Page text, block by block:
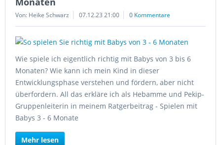
Von: Heike Schwarz 07.12.23 21:00 0 Kommentare
Wie spiele ich eigentlich richtig mit Babys von 3 bis 6
Monaten? Wie kann ich mein Kind in dieser
Entwicklungsphase verstehen und fördern, aber nicht
überfordern. All das erkläre ich als Hebamme und Pekip-
Gruppenleiterin in meinem Ratgerbeitrag - Spielen mit
Babys 3 - 6 Monate
Mehr lesen